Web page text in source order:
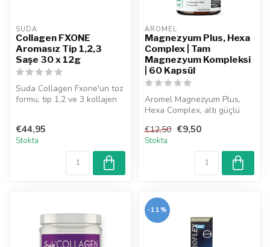
SUDA
Collagen FXONE
Aromasız Tip 1,2,3
Saşe 30 x 12g
Suda Collagen Fxone'un toz
formu, tip 1,2 ve 3 kollajen
€44,95
Stokta
AROMEL
Magnezyum Plus, Hexa
Complex | Tam
Magnezyum Kompleksi
| 60 Kapsül
Aromel Magnezyum Plus,
Hexa Complex, altı güçlü
Bigli...
€12,50 €9,50
Stokta
-11%